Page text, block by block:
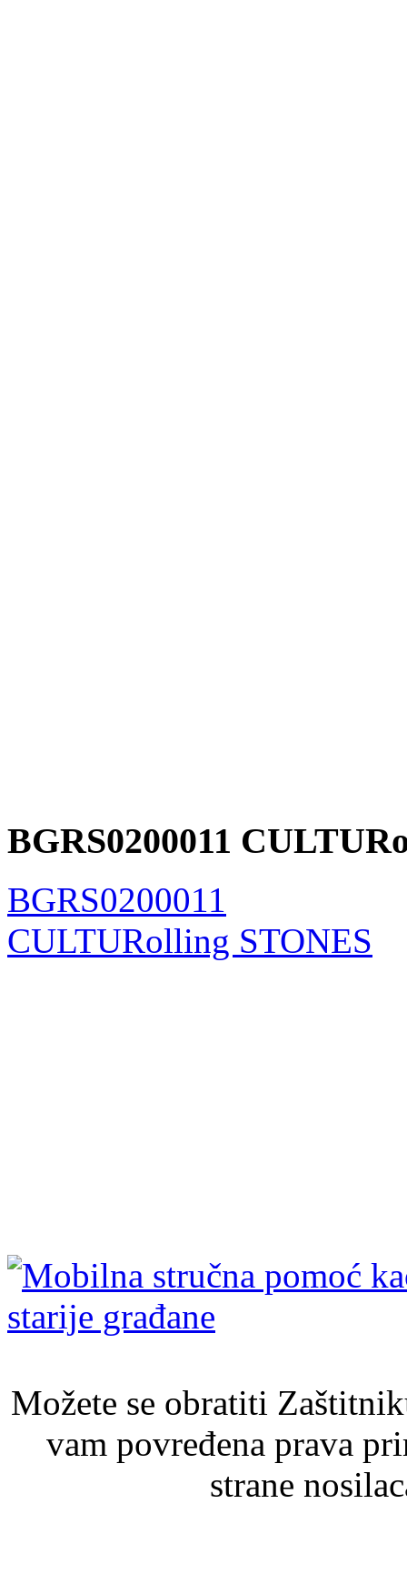
BGRS0200011
BGRS0200011
CULTURolling STONES
Možete se obratiti
vam povređena prava
strane